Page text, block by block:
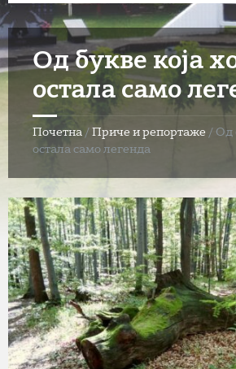
Од букве која
остала само
Почетна / Приче и репортаже / Од
остала само легенда